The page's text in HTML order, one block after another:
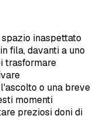
inaspettato
fila, davanti a uno
trasformare
o una breve
momenti
preziosi doni di